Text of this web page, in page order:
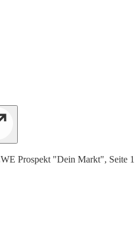
Prospekt "Dein Markt", Seite 1